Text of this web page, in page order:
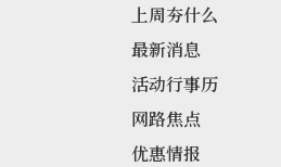
上周夯什么
最新消息
活动行事历
网路焦点
优惠情报